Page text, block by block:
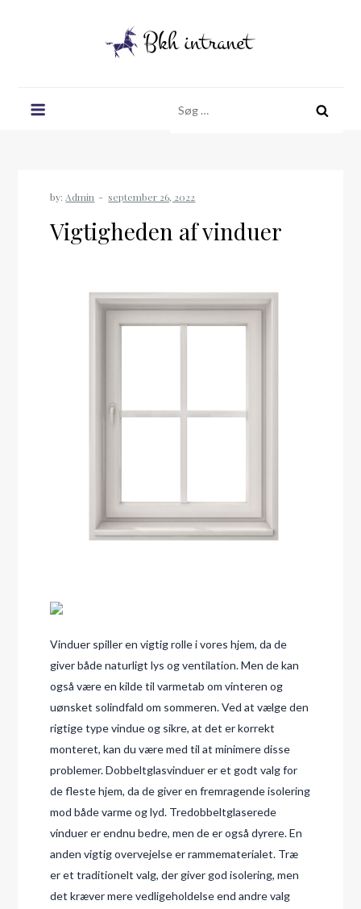
efter:
by: Admin
Vigtigheden af vinduer
Vinduer spiller en vigtig rolle i vores hjem, da de
giver både naturligt lys og ventilation. Men de kan
også være en kilde til varmetab om vinteren og
uønsket solindfald om sommeren. Ved at vælge den
rigtige type vindue og sikre, at det er korrekt
monteret, kan du være med til at minimere disse
problemer. Dobbeltglasvinduer er et godt valg for
de fleste hjem, da de giver en fremragende isolering
mod både varme og lyd. Tredobbeltglaserede
vinduer er endnu bedre, men de er også dyrere. En
anden vigtig overvejelse er rammematerialet. Træ
er et traditionelt valg, der giver god isolering, men
det kræver mere vedligeholdelse end andre valg